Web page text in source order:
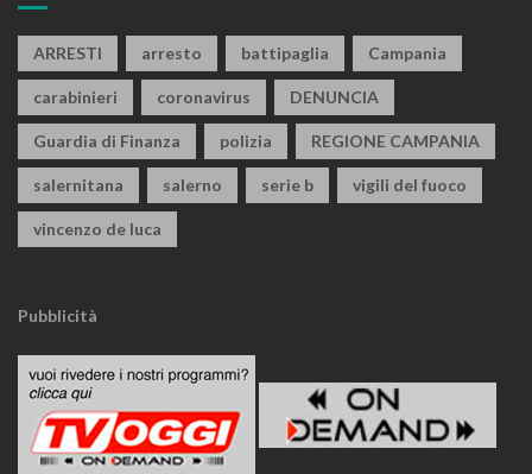
ARRESTI arresto battipaglia Campania
carabinieri coronavirus DENUNCIA
Guardia di Finanza polizia REGIONE CAMPANIA
salernitana salerno serie b vigili del fuoco
vincenzo de luca
Pubblicità